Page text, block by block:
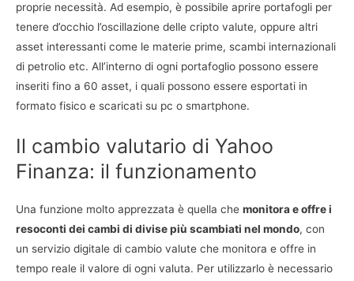
proprie necessità. Ad esempio, è possibile aprire portafogli per
tenere d’occhio l’oscillazione delle cripto valute, oppure altri
asset interessanti come le materie prime, scambi internazionali
di petrolio etc. All’interno di ogni portafoglio possono essere
inseriti fino a 60 asset, i quali possono essere esportati in
formato fisico e scaricati su pc o smartphone.
Il cambio valutario di Yahoo
Finanza: il funzionamento
Una funzione molto apprezzata è quella che monitora e offre i
resoconti dei cambi di divise più scambiati nel mondo, con
un servizio digitale di cambio valute che monitora e offre in
tempo reale il valore di ogni valuta. Per utilizzarlo è necessario